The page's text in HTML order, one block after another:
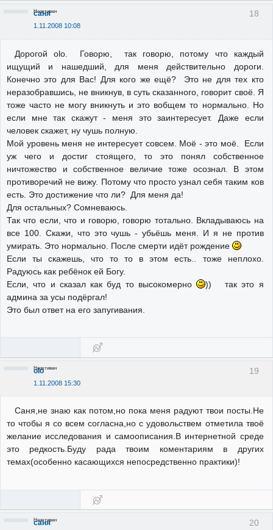
18
саня
1.11.2008 10:08
Неактивен
Дорогой olo. Говорю, так говорю, потому что каждый
ищущий и нашедший, для меня действительно дороги.
Конечно это для Вас! Для кого же ещё? Это не для тех кто
неразобравшись, не вникнув, в суть сказанного, говорит своё. Я
тоже часто не могу вникнуть и это вобщем то нормально. Но
если мне так скажут - меня это заинтересует. Даже если
человек скажет, ну чушь полную.
Мой уровень меня не интересует совсем. Моё - это моё. Если
уж чего и достиг стоящего, то это понял собственное
ничтожество и собственное величие тоже осознал. В этом
противоречий не вижу. Потому что просто узнал себя таким ков
есть. Это достижение что ли? Для меня да!
Для остальных? Сомневаюсь.
Так что если, что и говорю, говорю тотально. Вкладываюсь на
все 100. Скажи, что это чушь - убьёшь меня. И я не против
умирать. Это нормально. После смерти идёт рождение
Если ты скажешь, что то то в этом есть.. тоже неплохо.
Радуюсь как ребёнок ей Богу.
Если, что и сказал как буд то высокомерно
)) так это я
админа за усы подёргал!
Это был ответ на его запугивания.
19
olo
1.11.2008 15:30
Неактивен
Саня,не знаю как потом,но пока меня радуют твои посты.Не
то чтобы я со всем согласна,но с удовольствем отметила твоё
желание исследования и самоописания.В интернетной среде
это редкость.Буду рада твоим коментариям в других
темах(особенно касающихся непосредственно практики)!
20
саня
Неактивен